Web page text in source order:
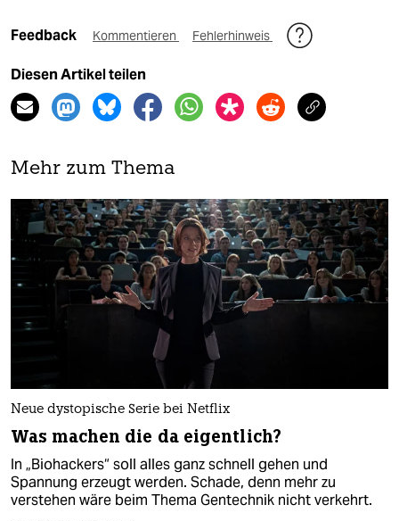
Feedback Kommentieren Fehlerhinweis
Diesen Artikel teilen
Mehr zum Thema
Neue dystopische Serie bei Netflix
Was machen die da eigentlich?
In „Biohackers“ soll alles ganz schnell gehen und
Spannung erzeugt werden. Schade, denn mehr zu
verstehen wäre beim Thema Gentechnik nicht verkehrt.